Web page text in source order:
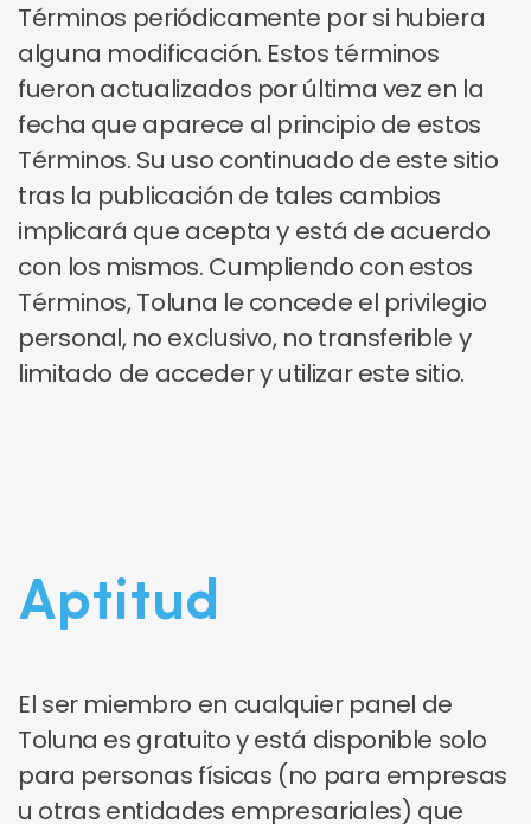
Términos periódicamente por si hubiera
alguna modificación. Estos términos
fueron actualizados por última vez en la
fecha que aparece al principio de estos
Términos. Su uso continuado de este sitio
tras la publicación de tales cambios
implicará que acepta y está de acuerdo
con los mismos. Cumpliendo con estos
Términos, Toluna le concede el privilegio
personal, no exclusivo, no transferible y
limitado de acceder y utilizar este sitio.
Aptitud
El ser miembro en cualquier panel de
Toluna es gratuito y está disponible solo
para personas físicas (no para empresas
u otras entidades empresariales) que